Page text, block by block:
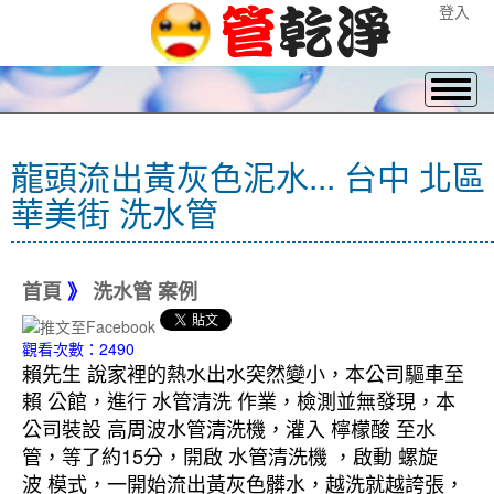
登入
龍頭流出黃灰色泥水... 台中 北區
華美街 洗水管
首頁 》 洗水管 案例
觀看次數：2490
賴先生 說家裡的熱水出水突然變小，本公司驅車至
賴 公館，進行 水管清洗 作業，檢測並無發現，本
公司裝設 高周波水管清洗機，灌入 檸檬酸 至水
管，等了約15分，開啟 水管清洗機 ，啟動 螺旋
波 模式，一開始流出黃灰色髒水，越洗就越誇張，